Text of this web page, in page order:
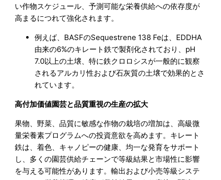
い作物スケジュール、予測可能な栄養供給への依存度が
高まるにつれて強化されます。
例えば、BASFのSequestrene 138 Feは、EDDHA
由来の6%のキレート鉄で製剤化されており、pH
7.0以上の土壌、特に鉄クロロシスが一般的に観察
されるアルカリ性および石灰質の土壌で効果的とさ
れています。
高付加価値園芸と品質重視の生産の拡大
果物、野菜、品質に敏感な作物の栽培の増加は、高級微
量栄養素プログラムへの投資意欲を高めます。キレート
鉄は、着色、キャノピーの健康、均一な発育をサポート
し、多くの園芸供給チェーンで等級結果と市場性に影響
を与える可能性があります。輸出および小売等級システ